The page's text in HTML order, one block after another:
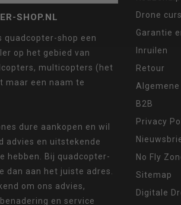
SHOP.NL
quadcopter-shop een
op het gebied van
multicopters (het
maar een naam te
dure aankopen en wil
advies en uitstekende
hebben. Bij quadcopter-
dan aan het juiste adres.
om ons advies,
en service
Drone
Garantie
Inruilen
Retour
B2B
Privacy
No Fly
Sitemap
Digitale